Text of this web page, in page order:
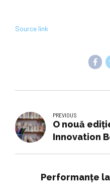
Source link
PREVIOUS
O nouă
Innovation
Performanţe